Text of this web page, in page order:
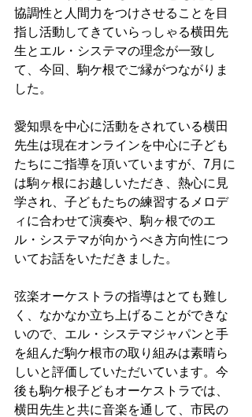
協調性と人間力をつけさせることを目
指し活動してきていらっしゃる横田先
生とエル・システマの理念が一致し
て、今回、駒ケ根でご縁がつながりま
した。
愛知県を中心に活動をされている横田
先生は現在オンラインを中心に子ども
たちにご指導を頂いていますが、7月に
は駒ヶ根にお越しいただき、熱心に見
学され、子どもたちの練習するメロデ
ィに合わせて演奏や、駒ヶ根でのエ
ル・システマが向かうべき方向性につ
いてお話をいただきました。
弦楽オーケストラの指導はとても難し
く、なかなか立ち上げることができな
いので、エル・システマジャパンと手
を組んだ駒ケ根市の取り組みは素晴ら
しいと評価していただいています。今
後も駒ケ根子どもオーケストラでは、
横田先生と共に音楽を通して、市民の